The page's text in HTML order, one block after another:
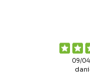
09/